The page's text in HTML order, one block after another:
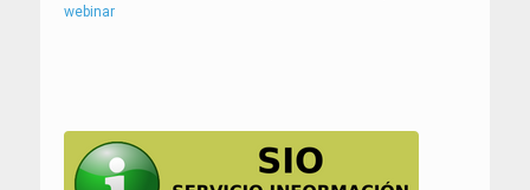
webinar
entradas